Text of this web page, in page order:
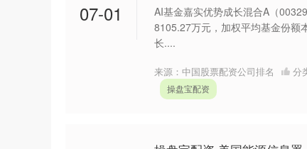
07-01
AI基金嘉实优势成长混合A（
8105.27万元，加权平均基金份额
长....
来源：中国股票配资公司排名 分
操盘宝配资